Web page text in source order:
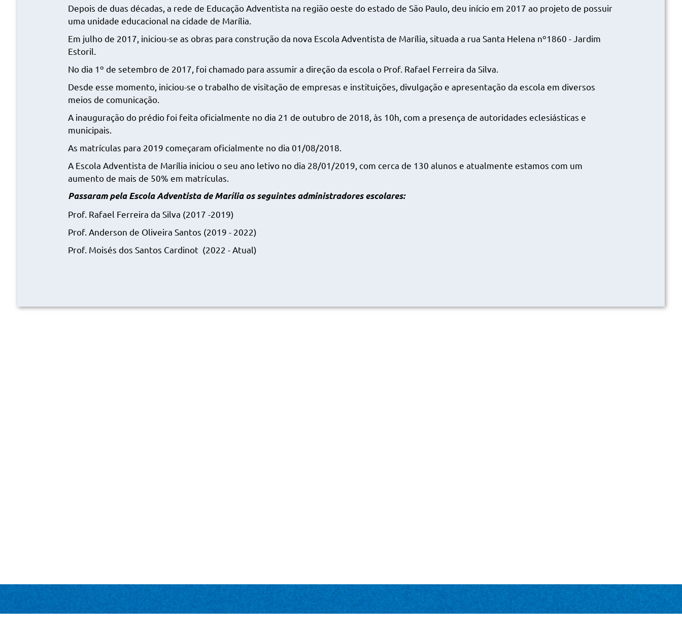
Depois de duas décadas, a rede de Educação Adventista na região oeste do estado de São Paulo, deu início em 2017 ao projeto de possuir
uma unidade educacional na cidade de Marília.
Em julho de 2017, iniciou-se as obras para construção da nova Escola Adventista de Marília, situada a rua Santa Helena nº1860 - Jardim
Estoril.
No dia 1º de setembro de 2017, foi chamado para assumir a direção da escola o Prof. Rafael Ferreira da Silva.
Desde esse momento, iniciou-se o trabalho de visitação de empresas e instituições, divulgação e apresentação da escola em diversos
meios de comunicação.
A inauguração do prédio foi feita oficialmente no dia 21 de outubro de 2018, às 10h, com a presença de autoridades eclesiásticas e
municipais.
As matrículas para 2019 começaram oficialmente no dia 01/08/2018.
A Escola Adventista de Marília iniciou o seu ano letivo no dia 28/01/2019, com cerca de 130 alunos e atualmente estamos com um
aumento de mais de 50% em matrículas.
Passaram pela Escola Adventista de Marília os seguintes administradores escolares:
Prof. Rafael Ferreira da Silva (2017 -2019)
Prof. Anderson de Oliveira Santos (2019 - 2022)
Prof. Moisés dos Santos Cardinot (2022 - Atual)